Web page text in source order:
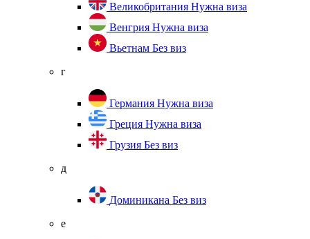
Великобритания Нужна виза
Венгрия Нужна виза
Вьетнам Без виз
г
Германия Нужна виза
Греция Нужна виза
Грузия Без виз
д
Доминикана Без виз
е